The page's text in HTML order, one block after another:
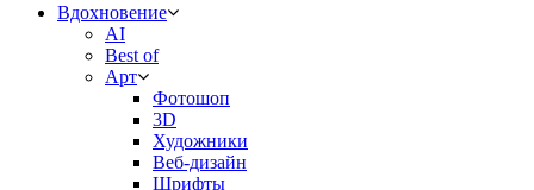
Вдохновение
AI
Best of
Арт
Фотошоп
3D
Художники
Веб-дизайн
Шрифты